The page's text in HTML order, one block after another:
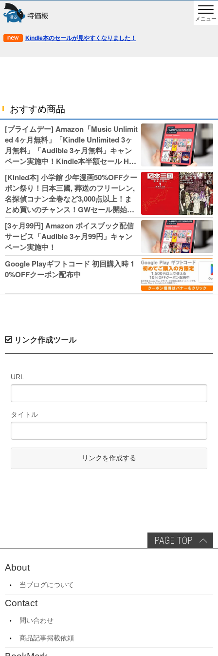
メニュー
Kindle本のセールが見やすくなりました！
おすすめ商品
[プライムデー] Amazon「Music Unlimit
ed 4ヶ月無料」「Kindle Unlimited 3ヶ
月無料」「Audible 3ヶ月無料」キャン
ペーン実施中！Kindle本半額セール HU
NTER×HUNTERなど集英社、無職転生,
幼女戦記などKADOKAWA、キャプテン
翼100円セールも！
[Kinled本] 小学館 少年漫画50%OFFクー
ポン祭り！日本三國, 葬送のフリーレン,
名探偵コナン全巻など3,000点以上！ま
とめ買いのチャンス！GWセール開始！
人気コミック多数 カドカワ祭やIT関連本
がセールに！
[3ヶ月99円] Amazon ボイスブック配信
サービス「Audible 3ヶ月99円」キャン
ペーン実施中！
Google Playギフトコード 初回購入時 1
0%OFFクーポン配布中
リンク作成ツール
URL
タイトル
リンクを作成する
About
当ブログについて
Contact
問い合わせ
商品記事掲載依頼